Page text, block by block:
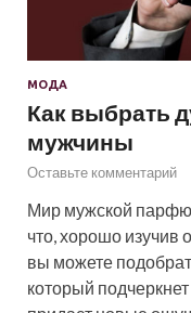
МОДА
Как выбрать
мужчины
Оставьте комментарий
Мир мужской
что, хорошо изучив
вы можете
который